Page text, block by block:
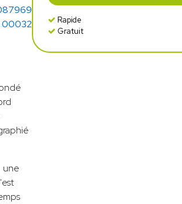
00032
une
Rapide
Gratuit